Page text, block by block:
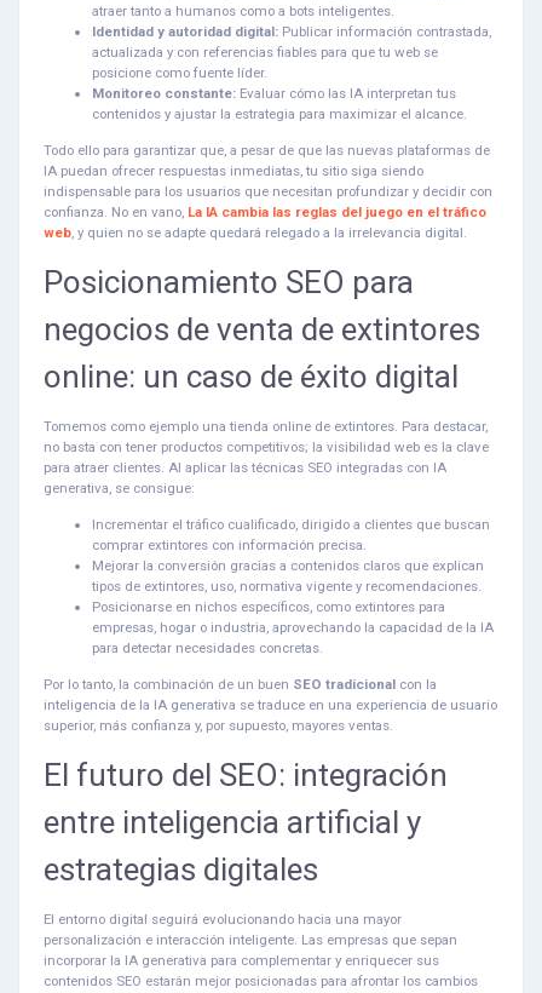
atraer tanto a humanos como a bots inteligentes.
Identidad y autoridad digital: Publicar información contrastada,
actualizada y con referencias fiables para que tu web se
posicione como fuente líder.
Monitoreo constante: Evaluar cómo las IA interpretan tus
contenidos y ajustar la estrategia para maximizar el alcance.
Todo ello para garantizar que, a pesar de que las nuevas plataformas de
IA puedan ofrecer respuestas inmediatas, tu sitio siga siendo
indispensable para los usuarios que necesitan profundizar y decidir con
confianza. No en vano, La IA cambia las reglas del juego en el tráfico
web, y quien no se adapte quedará relegado a la irrelevancia digital.
Posicionamiento SEO para
negocios de venta de extintores
online: un caso de éxito digital
Tomemos como ejemplo una tienda online de extintores. Para destacar,
no basta con tener productos competitivos; la visibilidad web es la clave
para atraer clientes. Al aplicar las técnicas SEO integradas con IA
generativa, se consigue:
Incrementar el tráfico cualificado, dirigido a clientes que buscan
comprar extintores con información precisa.
Mejorar la conversión gracias a contenidos claros que explican
tipos de extintores, uso, normativa vigente y recomendaciones.
Posicionarse en nichos específicos, como extintores para
empresas, hogar o industria, aprovechando la capacidad de la IA
para detectar necesidades concretas.
Por lo tanto, la combinación de un buen SEO tradicional con la
inteligencia de la IA generativa se traduce en una experiencia de usuario
superior, más confianza y, por supuesto, mayores ventas.
El futuro del SEO: integración
entre inteligencia artificial y
estrategias digitales
El entorno digital seguirá evolucionando hacia una mayor
personalización e interacción inteligente. Las empresas que sepan
incorporar la IA generativa para complementar y enriquecer sus
contenidos SEO estarán mejor posicionadas para afrontar los cambios